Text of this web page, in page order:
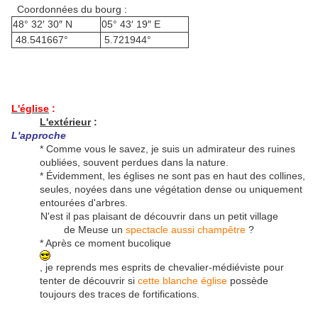
Coordonnées du bourg :
48° 32′ 30″ N
05° 43′ 19″ E
48.541667°
5.721944°
L'église :
L'extérieur:
L'approche
* Comme vous le savez, je suis un admirateur des ruines
oubliées, souvent perdues dans la nature.
* Évidemment, les églises ne sont pas en haut des collines,
seules, noyées dans une végétation dense ou uniquement
entourées d'arbres.
N'est il pas plaisant de découvrir dans un petit village
de Meuse un spectacle aussi champêtre ?
* Après ce moment bucolique
, je reprends mes esprits de chevalier-médiéviste pour
tenter de découvrir si cette blanche église possède
toujours des traces de fortifications.